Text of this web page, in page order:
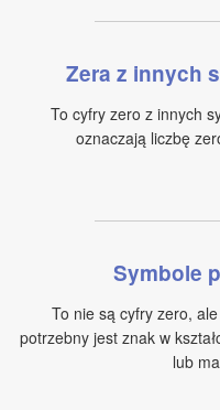
Zera z innych
To cyfry zero z innych
oznaczają liczbę
Symbole
To nie są cyfry zero,
potrzebny jest znak w
lub